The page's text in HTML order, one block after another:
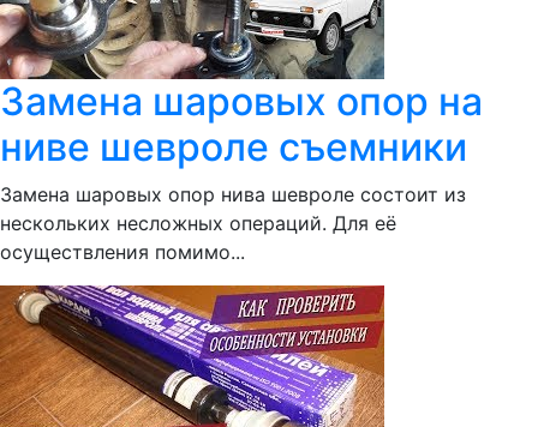
Замена шаровых опор на
ниве шевроле съемники
Замена шаровых опор нива шевроле состоит из
нескольких несложных операций. Для её
осуществления помимо...